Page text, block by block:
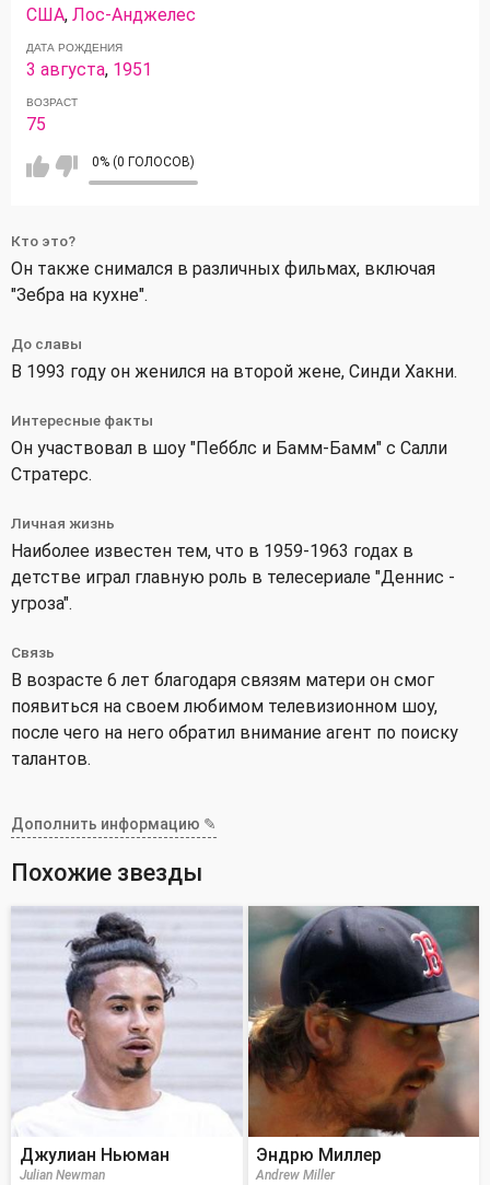
США,Лос-Анджелес
ДАТА РОЖДЕНИЯ
3 августа, 1951
ВОЗРАСТ
75
0% (0 ГОЛОСОВ)
Кто это?
Он также снимался в различных фильмах, включая
"Зебра на кухне".
До славы
В 1993 году он женился на второй жене, Синди Хакни.
Интересные факты
Он участвовал в шоу "Пебблс и Бамм-Бамм" с Салли
Стратерс.
Личная жизнь
Наиболее известен тем, что в 1959-1963 годах в
детстве играл главную роль в телесериале "Деннис -
угроза".
Связь
В возрасте 6 лет благодаря связям матери он смог
появиться на своем любимом телевизионном шоу,
после чего на него обратил внимание агент по поиску
талантов.
Дополнить информацию ✎
Похожие звезды
Джулиан Ньюман
Julian Newman
Эндрю Миллер
Andrew Miller